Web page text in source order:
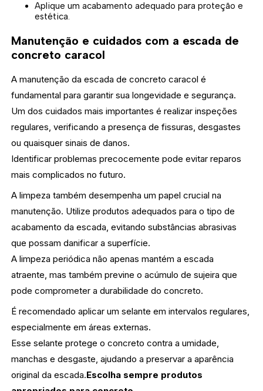
Aplique um acabamento adequado para proteção e
estética.
Manutenção e cuidados com a escada de
concreto caracol
A manutenção da escada de concreto caracol é
fundamental para garantir sua longevidade e segurança.
Um dos cuidados mais importantes é realizar inspeções
regulares, verificando a presença de fissuras, desgastes
ou quaisquer sinais de danos.
Identificar problemas precocemente pode evitar reparos
mais complicados no futuro.
A limpeza também desempenha um papel crucial na
manutenção. Utilize produtos adequados para o tipo de
acabamento da escada, evitando substâncias abrasivas
que possam danificar a superfície.
A limpeza periódica não apenas mantém a escada
atraente, mas também previne o acúmulo de sujeira que
pode comprometer a durabilidade do concreto.
É recomendado aplicar um selante em intervalos regulares,
especialmente em áreas externas.
Esse selante protege o concreto contra a umidade,
manchas e desgaste, ajudando a preservar a aparência
original da escada.Escolha sempre produtos